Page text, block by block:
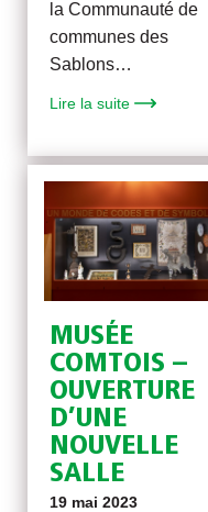
la Communauté de
communes des
Sablons…
Lire la suite
MUSÉE
COMTOIS –
OUVERTURE
D’UNE
NOUVELLE
SALLE
19 mai 2023